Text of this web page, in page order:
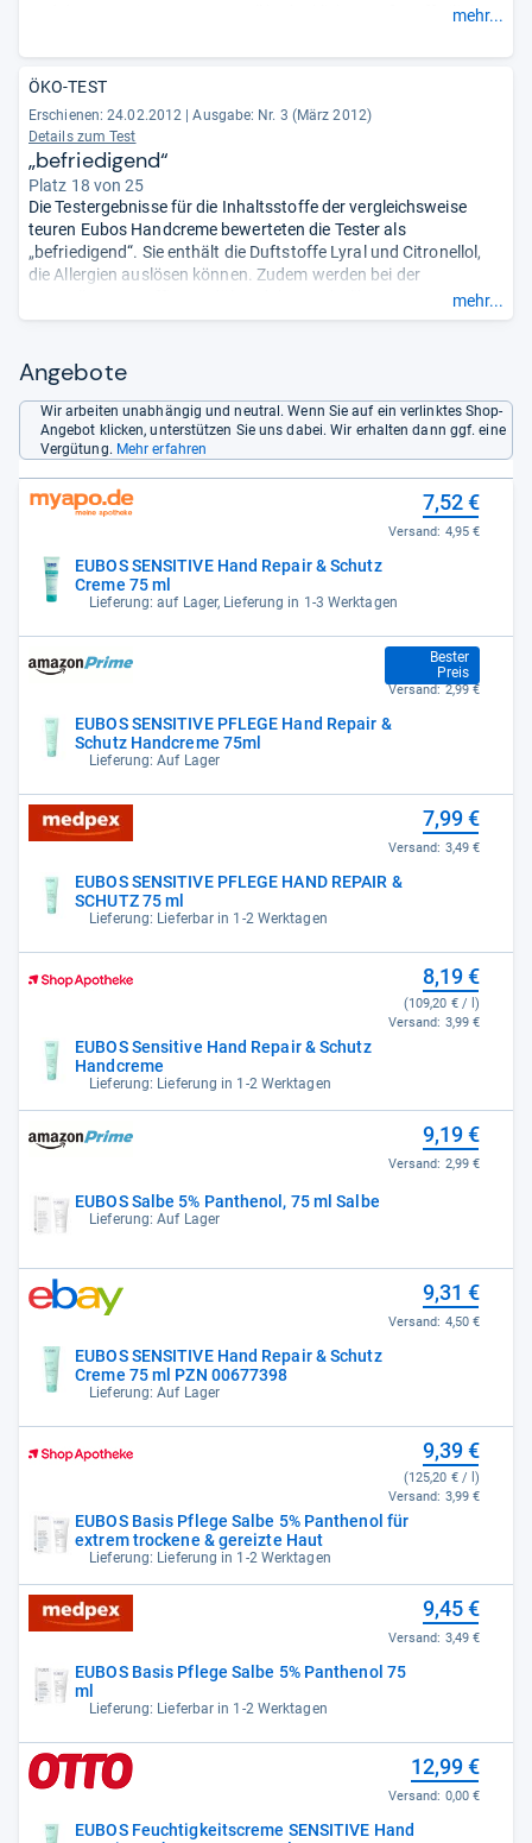
und den umstrittenen, eventuell bedenklichen Duftstoff Lilial.
Duftstoff mit geringem Allergiepotential.- Zusammengefasst
durch unsere Redaktion.
mehr...
ÖKO-TEST
Erschienen: 24.02.2012
Ausgabe: Nr. 3 (März 2012)
Details zum Test
„befriedigend“
Platz 18 von 25
Die Testergebnisse für die Inhaltsstoffe der vergleichsweise
teuren Eubos Handcreme bewerteten die Tester als
„befriedigend“. Sie enthält die Duftstoffe Lyral und Citronellol,
die Allergien auslösen können. Zudem werden bei der
Herstellung Paraffine, Erdölprodukte und Silikone verwendet.
Die Creme enthält keine PEG/PEG-Derivate, die die Haut
Verdacht stehen, wie ein Hormon zu wirken, verzichtet der
Hersteller.
mehr...
Angebote
Wir arbeiten unabhängig und neutral. Wenn Sie auf ein verlinktes Shop-
Angebot klicken, unterstützen Sie uns dabei. Wir erhalten dann ggf. eine
Vergütung. Mehr erfahren
EUBOS SENSITIVE Hand Repair & Schutz
Creme 75 ml
Lieferung: auf Lager, Lieferung in 1-3 Werktagen
7,52 €
Versand: 4,95 €
EUBOS SENSITIVE PFLEGE Hand Repair &
Schutz Handcreme 75ml
Lieferung: Auf Lager
Bester
Preis
7,85 €
Versand: 2,99 €
EUBOS SENSITIVE PFLEGE HAND REPAIR &
SCHUTZ 75 ml
Lieferung: Lieferbar in 1-2 Werktagen
7,99 €
Versand: 3,49 €
EUBOS Sensitive Hand Repair & Schutz
Handcreme
Lieferung: Lieferung in 1-2 Werktagen
8,19 €
(109,20 € / l)
Versand: 3,99 €
EUBOS Salbe 5% Panthenol, 75 ml Salbe
Lieferung: Auf Lager
9,19 €
Versand: 2,99 €
EUBOS SENSITIVE Hand Repair & Schutz
Creme 75 ml PZN 00677398
Lieferung: Auf Lager
9,31 €
Versand: 4,50 €
EUBOS Basis Pflege Salbe 5% Panthenol für
extrem trockene & gereizte Haut
Lieferung: Lieferung in 1-2 Werktagen
9,39 €
(125,20 € / l)
Versand: 3,99 €
EUBOS Basis Pflege Salbe 5% Panthenol 75
ml
Lieferung: Lieferbar in 1-2 Werktagen
9,45 €
Versand: 3,49 €
EUBOS Feuchtigkeitscreme SENSITIVE Hand
12,99 €
Versand: 0,00 €